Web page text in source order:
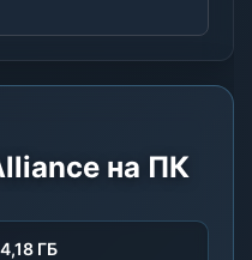
на ПК
4,18 ГБ